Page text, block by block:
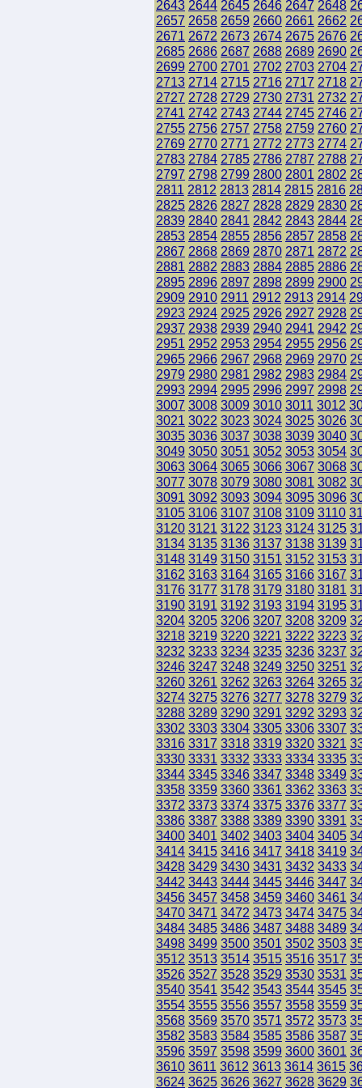
2643 2644 2645 2646 2647 2648
2657 2658 2659 2660 2661 2662
2671 2672 2673 2674 2675 2676
2685 2686 2687 2688 2689 2690
2699 2700 2701 2702 2703 2704
2713 2714 2715 2716 2717 2718
2727 2728 2729 2730 2731 2732
2741 2742 2743 2744 2745 2746
2755 2756 2757 2758 2759 2760
2769 2770 2771 2772 2773 2774
2783 2784 2785 2786 2787 2788
2797 2798 2799 2800 2801 2802
2811 2812 2813 2814 2815 2816
2825 2826 2827 2828 2829 2830
2839 2840 2841 2842 2843 2844
2853 2854 2855 2856 2857 2858
2867 2868 2869 2870 2871 2872
2881 2882 2883 2884 2885 2886
2895 2896 2897 2898 2899 2900
2909 2910 2911 2912 2913 2914
2923 2924 2925 2926 2927 2928
2937 2938 2939 2940 2941 2942
2951 2952 2953 2954 2955 2956
2965 2966 2967 2968 2969 2970
2979 2980 2981 2982 2983 2984
2993 2994 2995 2996 2997 2998
3007 3008 3009 3010 3011 3012
3021 3022 3023 3024 3025 3026
3035 3036 3037 3038 3039 3040
3049 3050 3051 3052 3053 3054
3063 3064 3065 3066 3067 3068
3077 3078 3079 3080 3081 3082
3091 3092 3093 3094 3095 3096
3105 3106 3107 3108 3109 3110
3120 3121 3122 3123 3124 3125
3134 3135 3136 3137 3138 3139
3148 3149 3150 3151 3152 3153
3162 3163 3164 3165 3166 3167
3176 3177 3178 3179 3180 3181
3190 3191 3192 3193 3194 3195
3204 3205 3206 3207 3208 3209
3218 3219 3220 3221 3222 3223
3232 3233 3234 3235 3236 3237
3246 3247 3248 3249 3250 3251
3260 3261 3262 3263 3264 3265
3274 3275 3276 3277 3278 3279
3288 3289 3290 3291 3292 3293
3302 3303 3304 3305 3306 3307
3316 3317 3318 3319 3320 3321
3330 3331 3332 3333 3334 3335
3344 3345 3346 3347 3348 3349
3358 3359 3360 3361 3362 3363
3372 3373 3374 3375 3376 3377
3386 3387 3388 3389 3390 3391
3400 3401 3402 3403 3404 3405
3414 3415 3416 3417 3418 3419
3428 3429 3430 3431 3432 3433
3442 3443 3444 3445 3446 3447
3456 3457 3458 3459 3460 3461
3470 3471 3472 3473 3474 3475
3484 3485 3486 3487 3488 3489
3498 3499 3500 3501 3502 3503
3512 3513 3514 3515 3516 3517
3526 3527 3528 3529 3530 3531
3540 3541 3542 3543 3544 3545
3554 3555 3556 3557 3558 3559
3568 3569 3570 3571 3572 3573
3582 3583 3584 3585 3586 3587
3596 3597 3598 3599 3600 3601
3610 3611 3612 3613 3614 3615
3624 3625 3626 3627 3628 3629